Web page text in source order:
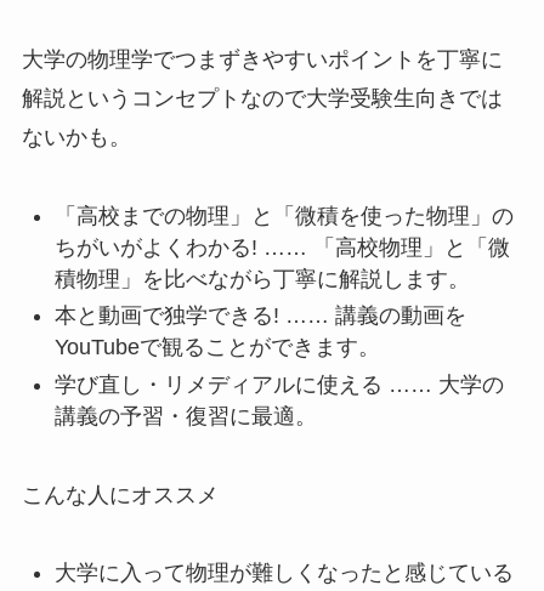
大学の物理学でつまずきやすいポイントを丁寧に
解説というコンセプトなので大学受験生向きでは
ないかも。
「高校までの物理」と「微積を使った物理」の
ちがいがよくわかる! …… 「高校物理」と「微
積物理」を比べながら丁寧に解説します。
本と動画で独学できる! …… 講義の動画を
YouTubeで観ることができます。
学び直し・リメディアルに使える …… 大学の
講義の予習・復習に最適。
こんな人にオススメ
大学に入って物理が難しくなったと感じている